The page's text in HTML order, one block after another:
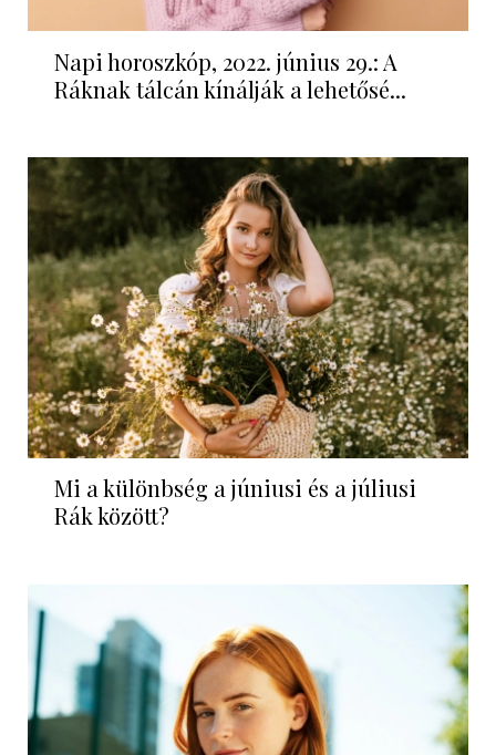
Napi horoszkóp, 2022. június 29.: A
Ráknak tálcán kínálják a lehetősé...
Mi a különbség a júniusi és a júliusi
Rák között?